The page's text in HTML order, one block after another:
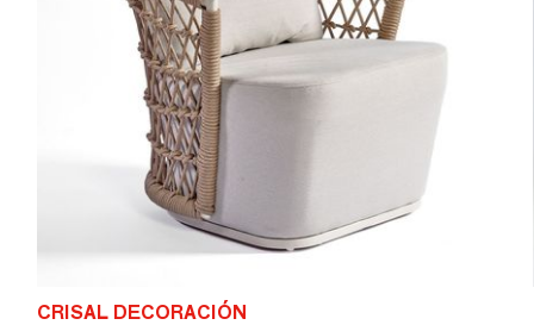
CRISAL DECORACIÓN